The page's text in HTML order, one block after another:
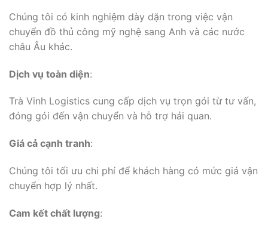
Chúng tôi có kinh nghiệm dày dặn trong việc vận
chuyển đồ thủ công mỹ nghệ sang Anh và các nước
châu Âu khác.
Dịch vụ toàn diện:
Trà Vinh Logistics cung cấp dịch vụ trọn gói từ tư vấn,
đóng gói đến vận chuyển và hỗ trợ hải quan.
Giá cả cạnh tranh:
Chúng tôi tối ưu chi phí để khách hàng có mức giá vận
chuyển hợp lý nhất.
Cam kết chất lượng: